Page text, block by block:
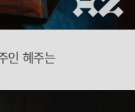
인 혜주는